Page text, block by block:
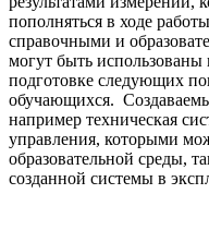
пополняться в ходе
справочными и
могут быть
подготовке следующих
обучающихся.
например техническая
управления, которыми
образовательной среды,
созданной системы в